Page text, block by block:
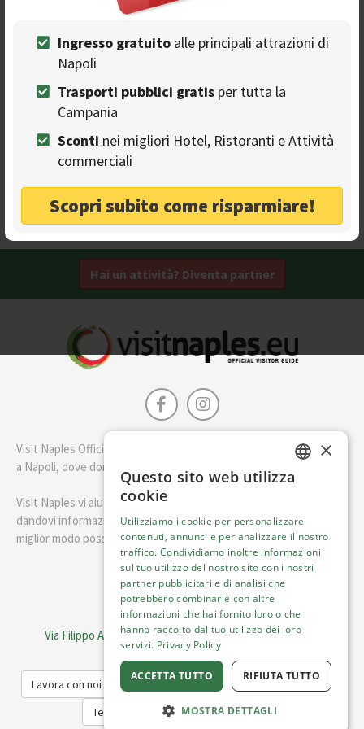
Ingresso gratuito alle principali attrazioni di
Napoli
Trasporti pubblici gratis per tutta la
Campania
Sconti nei migliori Hotel, Ristoranti e Attività
commerciali
Scopri subito come risparmiare!
Vulkan Capsule Hostel
OSTELLI
Soggiornare a Napoli a prezzi contenuti
Disabili
Mare Bancomat Metropolitana
Eventi aziendali
Hai un attività? Diventa partner
Visit Naples Official è la guida della città di Napoli. Scopri cosa fare
a Napoli, dove dormire e i migliori posti dove mangiare.
Visit Naples vi aiuterà a pianificare il vostro viaggio a Napoli
dandovi informazioni utili e consigli su come visitare Napoli nel
miglior modo possibile.
Italiano
Visit Italy Srl
Via Filippo Argelati, 10, 20143 Milano | P.IVA 08368951219
Capitale Sociale 50.000€
Lavora con noi
Informativa sulla privacy
Termini del Servizio
Trasparenza
×
Questo sito web utilizza
cookie
Utilizziamo i cookie per personalizzare
contenuti, annunci e per analizzare il nostro
traffico. Condividiamo inoltre informazioni
sul tuo utilizzo del nostro sito con i nostri
partner pubblicitari e di analisi che
potrebbero combinarle con altre
informazioni che hai fornito loro o che
hanno raccolto dal tuo utilizzo dei loro
servizi. Privacy Policy
ACCETTA TUTTO RIFIUTA TUTTO
MOSTRA DETTAGLI